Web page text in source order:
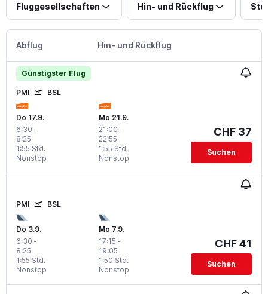
Fluggesellschaften Hin- und Rückflug
Abflug Hin- und Rückflug
Günstigster Flug
PMI BSL
Do 17.9.
6:30 -
8:25
Nonstop
1:55 Std.
Mo 21.9.
21:00 -
22:55
Nonstop
1:55 Std.
CHF 37
Suchen
PMI BSL
Do 3.9.
6:30 -
8:25
Nonstop
1:55 Std.
Mo 7.9.
17:15 -
19:05
Nonstop
1:50 Std.
CHF 41
Suchen